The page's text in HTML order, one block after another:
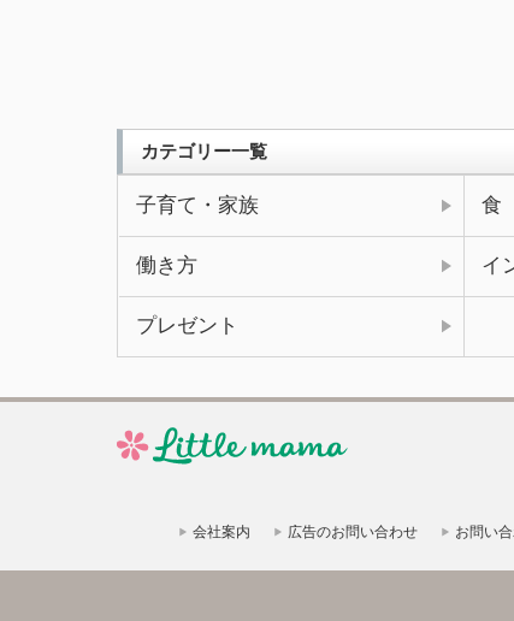
カテゴリー一覧
子育て・家族 食
働き方 イ
プレゼント
会社案内 広告のお問い合わせ お問い